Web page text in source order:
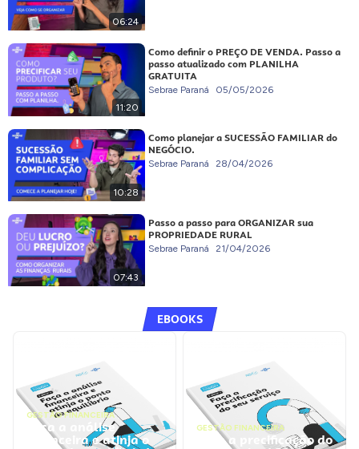
06:24
11:20
Como definir o PREÇO DE VENDA. Passo a
passo atualizado com PLANILHA
GRATUITA
Sebrae Paraná 05/05/2026
10:28
Como planejar a SUCESSÃO FAMILIAR do
NEGÓCIO.
Sebrae Paraná 28/04/2026
07:43
Passo a passo para ORGANIZAR sua
PROPRIEDADE RURAL
Sebrae Paraná 21/04/2026
EBOOKS
GESTÃO FINANCEIRA
Faça a análise
financeira e atinja o
GESTÃO FINANCEIRA
Faça a precificação do